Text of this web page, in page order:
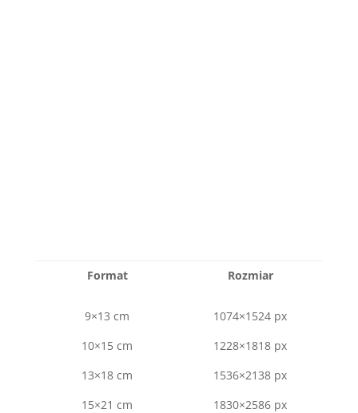
Format
9×13 cm
10×15 cm
13×18 cm
15×21 cm
Rozmiar
1074×1524 px
1228×1818 px
1536×2138 px
1830×2586 px